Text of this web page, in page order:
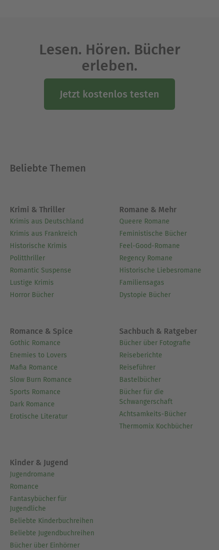
Lesen. Hören. Bücher
erleben.
Jetzt kostenlos testen
Beliebte Themen
Krimi & Thriller
Krimis aus Deutschland
Krimis aus Frankreich
Historische Krimis
Politthriller
Romantic Suspense
Lustige Krimis
Horror Bücher
Romane & Mehr
Queere Romane
Feministische Bücher
Feel-Good-Romane
Regency Romane
Historische Liebesromane
Familiensagas
Dystopie Bücher
Romance & Spice
Gothic Romance
Enemies to Lovers
Mafia Romance
Slow Burn Romance
Sports Romance
Dark Romance
Erotische Literatur
Sachbuch & Ratgeber
Bücher über Fotografie
Reiseberichte
Reiseführer
Bastelbücher
Bücher für die
Schwangerschaft
Achtsamkeits-Bücher
Thermomix Kochbücher
Kinder & Jugend
Jugendromane
Romance
Fantasybücher für
Jugendliche
Beliebte Kinderbuchreihen
Beliebte Jugendbuchreihen
Bücher über Einhörner